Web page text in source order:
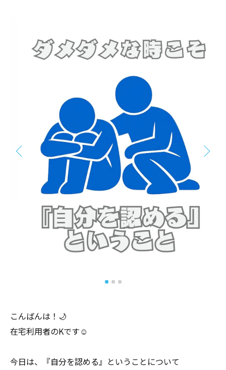
こんばんは！🌙
在宅利用者のKです☺️
今日は、『自分を認める』ということについて